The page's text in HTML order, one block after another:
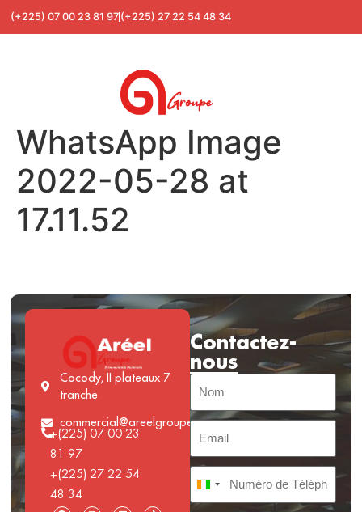
(+225) 07 00 23 81 97 (+225) 27 22 54 48 34
WhatsApp Image
2022-05-28 at
17.11.52
Cocody, II plateaux 7
tranche
commercial@areelgroupe.com
+(225) 07 00 23
81 97
+(225) 27 22 54
48 34
Contactez-
nous
Côte d’Ivoire +225